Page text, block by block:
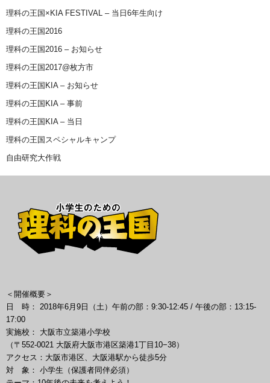
理科の王国×KIA FESTIVAL – 当日6年生向け
理科の王国2016
理科の王国2016 – お知らせ
理科の王国2017@枚方市
理科の王国KIA – お知らせ
理科の王国KIA – 事前
理科の王国KIA – 当日
理科の王国スペシャルキャンプ
自由研究大作戦
＜開催概要＞
日 時： 2018年6月9日（土）午前の部：9:30-12:45 / 午後の部：13:15-
17:00
実施校： 大阪市立築港小学校
（〒552-0021 大阪府大阪市港区築港1丁目10−38）
アクセス：大阪市港区、大阪港駅から徒歩5分
対 象： 小学生（保護者同伴必須）